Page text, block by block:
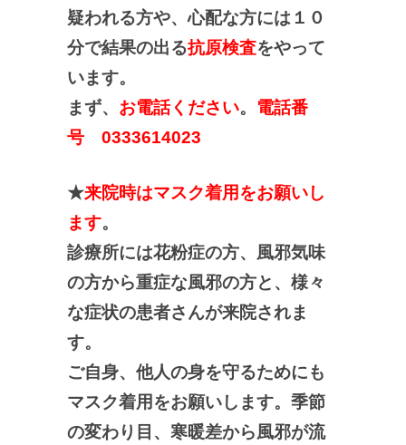
疑われる方や、心配な方には１０
分で結果の出る抗原検査をやって
います。
まず、 お電話ください。 電話番
号 0333614023
★来院時はマスク着用をお願いし
ます。
診療所には花粉症の方、風邪気味
の方から重症な風邪の方と、 様々
な症状の患者さんが来院されま
す。
ご自身、他人の身を守るためにも
マスク着用をお願いします。季節
の変わり目、寒暖差から風邪が流